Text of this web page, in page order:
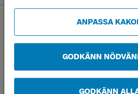
ANPASSA
GODKÄNN
GODKÄNN